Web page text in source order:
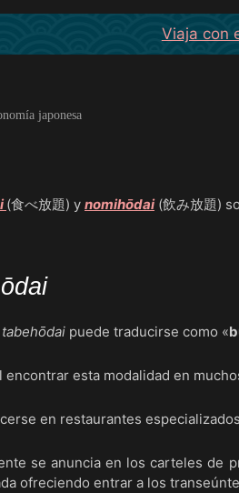
Viaja con
japonesa
(食べ放題) y nomihōdai(飲み放題)
tabehōdai puede traducirse como «
encontrar esta modalidad en
en restaurantes
se anuncia en los carteles de
ofreciendo entrar a los